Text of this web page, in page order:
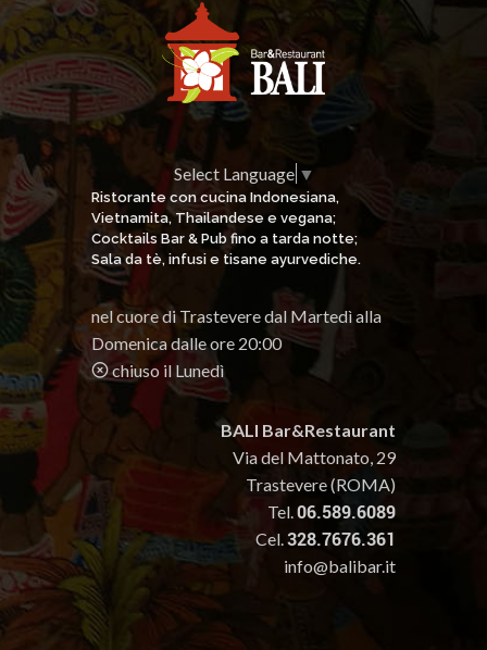
Select Language ▼
Ristorante con cucina Indonesiana,
Vietnamita, Thailandese e vegana;
Cocktails Bar & Pub fino a tarda notte;
Sala da tè, infusi e tisane ayurvediche.
nel cuore di Trastevere dal Martedì alla
Domenica dalle ore 20:00
chiuso il Lunedì
BALI Bar&Restaurant
Via del Mattonato, 29
Trastevere (ROMA)
Tel.06.589.6089
Cel.328.7676.361
info@balibar.it